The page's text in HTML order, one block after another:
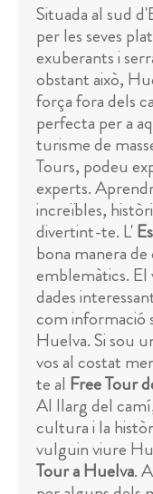
Situada al sud
per les seves
exuberants i
obstant això,
força fora dels
perfecta per a
turisme de
Tours, podeu
experts.
increïbles,
divertint-te. L'
bona manera
emblemàtics.
dades
com informació
Huelva. Si sou
vos al costat
te al Free Tour
Al llarg del
cultura i la
vulguin viure
Tour a Huelva.